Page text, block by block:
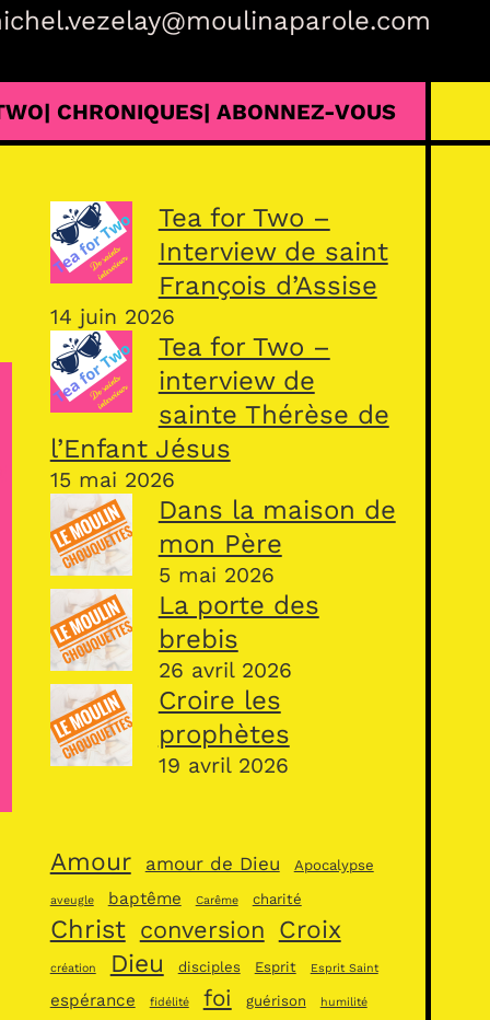
| CHRONIQUES| ABONNEZ-VOUS
Tea for Two –
Interview de saint
François d’Assise
14 juin 2026
Tea for Two –
interview de
sainte Thérèse de
l’Enfant Jésus
15 mai 2026
Dans la maison de
mon Père
5 mai 2026
La porte des
brebis
26 avril 2026
Croire les
prophètes
19 avril 2026
Amour amour de Dieu Apocalypse
aveugle baptême Carême charité
Christ conversion Croix
création Dieu disciples Esprit Esprit Saint
espérance fidélité foi guérison humilité